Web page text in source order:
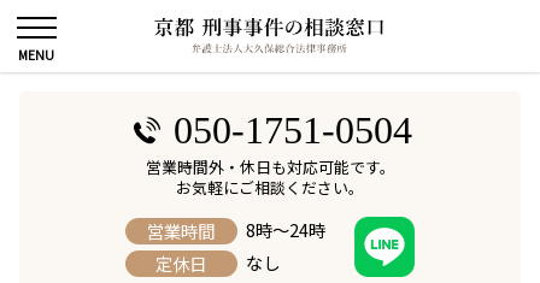
050-1751-0504
営業時間外・休日も対応可能です。
お気軽にご相談ください。
営業時間
8時～24時
定休日
なし